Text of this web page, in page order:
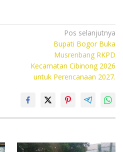
Pos selanjutnya
Bupati Bogor Buka
Musrenbang RKPD
Kecamatan Cibinong 2026
untuk Perencanaan 2027.